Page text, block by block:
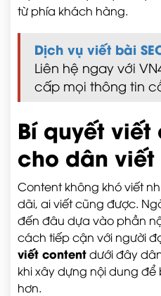
từ phía khách hàng.
Dịch vụ viết bài
Liên hệ ngay với
cấp mọi thông tin
Bí quyết
cho dân viết
Content không khó viết
dãi, ai viết cũng được.
đến đâu dựa vào phần
cách tiếp cận với người
viết contentdưới đây
khi xây dựng nội dung
hơn.